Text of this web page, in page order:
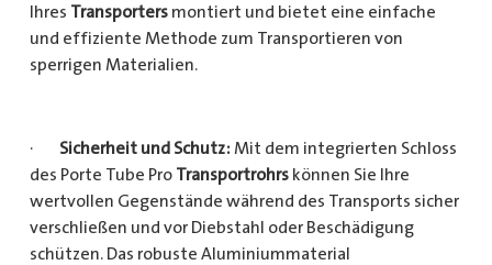
Ihres Transportersmontiert und bietet eine einfache
und effiziente Methode zum Transportieren von
sperrigen Materialien.
· Sicherheit und Schutz: Mit dem integrierten Schloss
des Porte Tube Pro Transportrohrskönnen Sie Ihre
wertvollen Gegenstände während des Transports sicher
verschließen und vor Diebstahl oder Beschädigung
schützen. Das robuste Aluminiummaterial